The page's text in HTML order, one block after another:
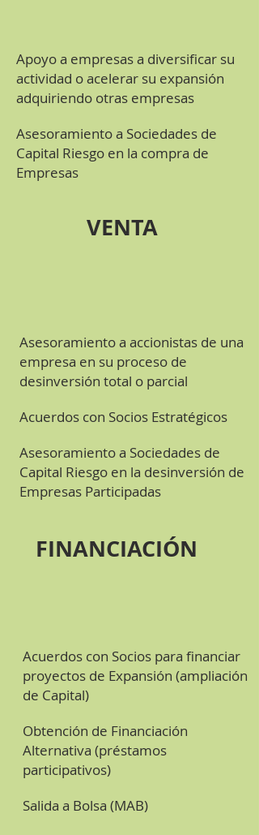
Apoyo a empresas a diversificar su
actividad o acelerar su expansión
adquiriendo otras empresas
Asesoramiento a Sociedades de
Capital Riesgo en la compra de
Empresas
Asesoramiento a accionistas de una
empresa en su proceso de
desinversión total o parcial
Acuerdos con Socios Estratégicos
Asesoramiento a Sociedades de
Capital Riesgo en la desinversión de
Empresas Participadas
Acuerdos con Socios para financiar
proyectos de Expansión (ampliación
de Capital)
Obtención de Financiación
Alternativa (préstamos
participativos)
Salida a Bolsa (MAB)
FINANCIACIÓN
VENTA